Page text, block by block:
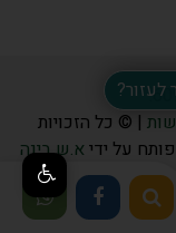
| © כל הזכויות
על ידי א.ש בינה